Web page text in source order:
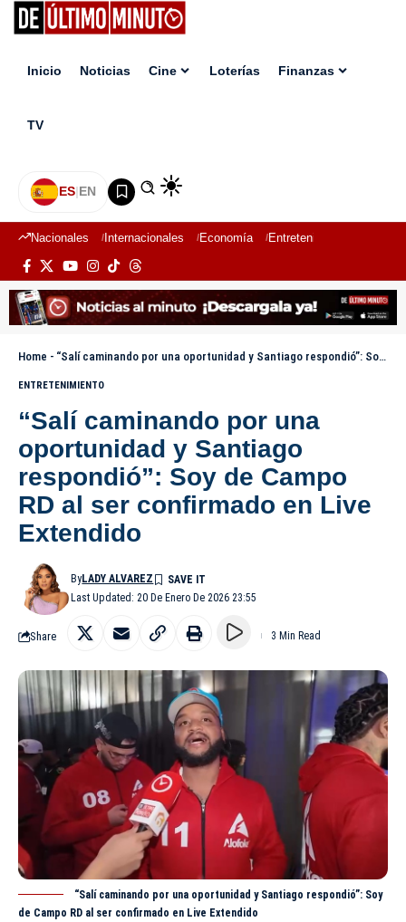
Inicio Noticias Cine Loterías Finanzas
TV
ES|EN
Nacionales Internacionales Economía Entretenimiento
Home - “Salí caminando por una oportunidad y Santiago respondió”: Soy de Campo RD al ser confirmado en Live Extendido
ENTRETENIMIENTO
“Salí caminando por una
oportunidad y Santiago
respondió”: Soy de Campo
RD al ser confirmado en Live
Extendido
Last Updated: 20 De Enero De 2026 23:55
ByLADY ALVAREZ
Share 3 Min Read
“Salí caminando por una oportunidad y Santiago respondió”: Soy
de Campo RD al ser confirmado en Live Extendido